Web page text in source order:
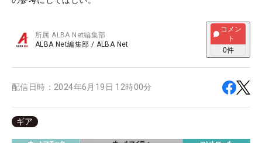
所属ALBA Net編集部
ALBA Net編集部 / ALBA Net
コメン
ト
0件
配信日時： 2024年6月19日 12時00分
ギア